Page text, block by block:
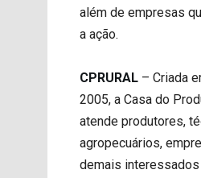
além de empresas
a ação.
CPRURAL – Criada
2005, a Casa do
atende produtores,
agropecuários,
demais